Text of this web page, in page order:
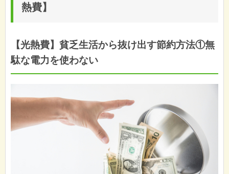
熱費】
【光熱費】貧乏生活から抜け出す節約方法①無
駄な電力を使わない